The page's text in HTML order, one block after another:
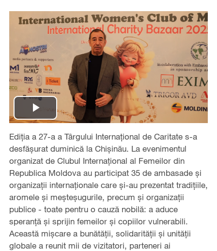
Play
Video
Ediția a 27-a a Târgului Internațional de Caritate s-a
desfășurat duminică la Chișinău. La evenimentul
organizat de Clubul Internațional al Femeilor din
Republica Moldova au participat 35 de ambasade și
organizații internaționale care și-au prezentat tradițiile,
aromele și meșteșugurile, precum și organizații
publice - toate pentru o cauză nobilă: a aduce
speranță și sprijin femeilor și copiilor vulnerabili.
Această mișcare a bunătății, solidarității și unității
globale a reunit mii de vizitatori, parteneri ai